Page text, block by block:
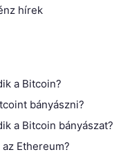
hírek
a Bitcoin?
bányászni?
a Bitcoin bányászat?
Ethereum?